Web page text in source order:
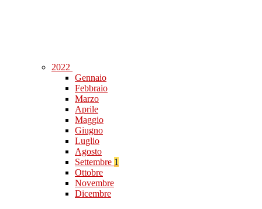
2022
Gennaio
Febbraio
Marzo
Aprile
Maggio
Giugno
Luglio
Agosto
Settembre 1
Ottobre
Novembre
Dicembre